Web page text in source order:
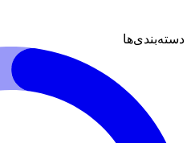
دسته‌بندی‌ها